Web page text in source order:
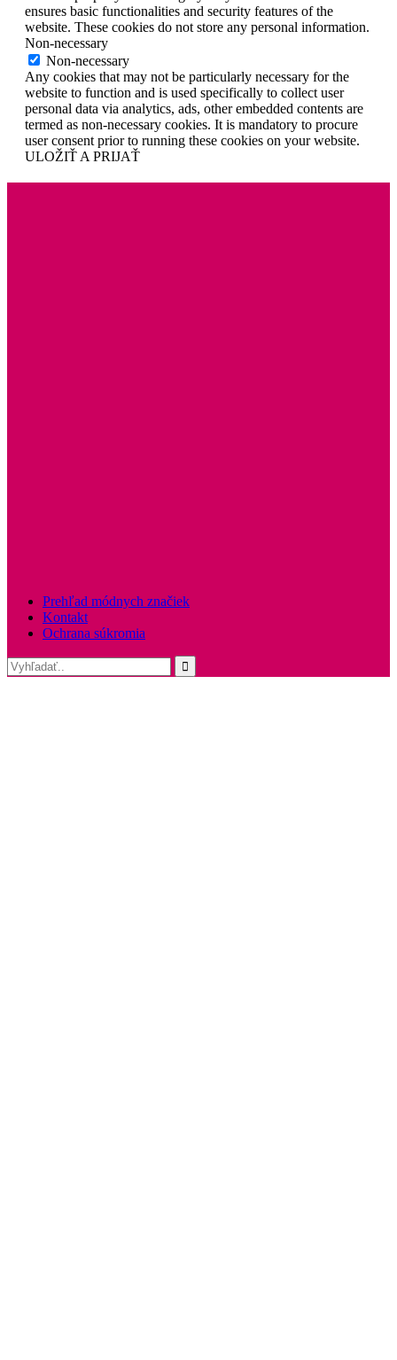
ensures basic functionalities and security features of the
website. These cookies do not store any personal information.
Non-necessary
Non-necessary
Any cookies that may not be particularly necessary for the
website to function and is used specifically to collect user
personal data via analytics, ads, other embedded contents are
termed as non-necessary cookies. It is mandatory to procure
user consent prior to running these cookies on your website.
ULOŽIŤ A PRIJAŤ
Prehľad módnych značiek
Kontakt
Ochrana súkromia